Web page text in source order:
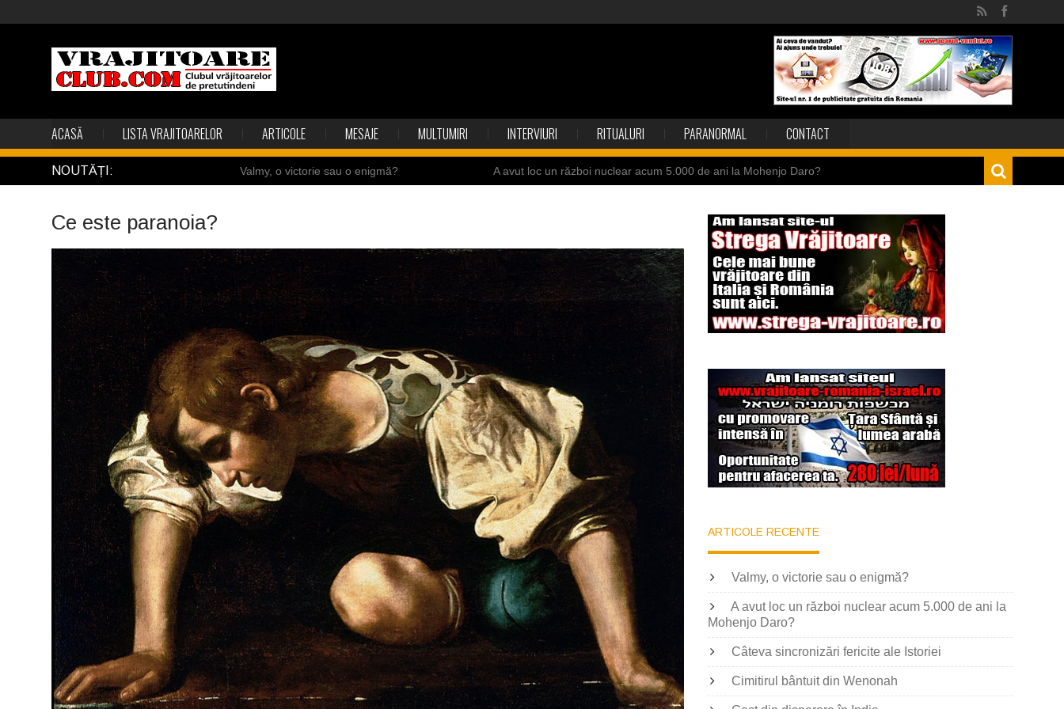
ACASĂ LISTA VRAJITOARELOR ARTICOLE MESAJE MULTUMIRI INTERVIURI RITUALURI PARANORMAL CONTACT
NOUTĂȚI: Valmy, o victorie sau o enigmă? A avut loc un război nuclear acum 5.000 de ani la Mohenjo Daro?
Uimitoarea viaţă a Teresei Neumann Îngeri pe Marte
Îngerii salvează oamenii de la accidente Ochii statuii Fecioarei sângerează
Ce este paranoia?
ARTICOLE RECENTE
Valmy, o victorie sau o enigmă?
A avut loc un război nuclear acum 5.000 de ani la
Mohenjo Daro?
Câteva sincronizări fericite ale Istoriei
Cimitirul bântuit din Wenonah